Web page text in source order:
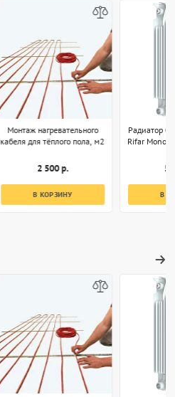
Монтаж нагревательного
кабеля для тёплого пола, м2
2 500 р.
В КОРЗИНУ
Радиатор
Rifar
5
В